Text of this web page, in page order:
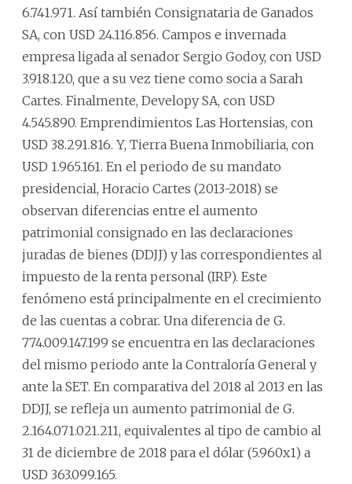
6.741.971. Así también Consignataria de Ganados
SA, con USD 24.116.856. Campos e invernada
empresa ligada al senador Sergio Godoy, con USD
3.918.120, que a su vez tiene como socia a Sarah
Cartes. Finalmente, Developy SA, con USD
4.545.890. Emprendimientos Las Hortensias, con
USD 38.291.816. Y, Tierra Buena Inmobiliaria, con
USD 1.965.161. En el periodo de su mandato
presidencial, Horacio Cartes (2013-2018) se
observan diferencias entre el aumento
patrimonial consignado en las declaraciones
juradas de bienes (DDJJ) y las correspondientes al
impuesto de la renta personal (IRP). Este
fenómeno está principalmente en el crecimiento
de las cuentas a cobrar. Una diferencia de G.
774.009.147.199 se encuentra en las declaraciones
del mismo periodo ante la Contraloría General y
ante la SET. En comparativa del 2018 al 2013 en las
DDJJ, se refleja un aumento patrimonial de G.
2.164.071.021.211, equivalentes al tipo de cambio al
31 de diciembre de 2018 para el dólar (5.960x1) a
USD 363.099.165.